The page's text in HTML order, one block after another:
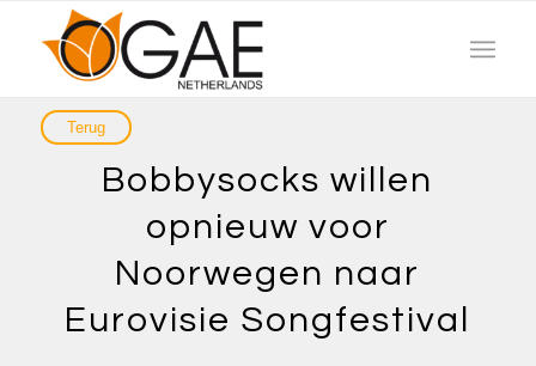
Bobbysocks willen
opnieuw voor
Noorwegen naar
Eurovisie Songfestival